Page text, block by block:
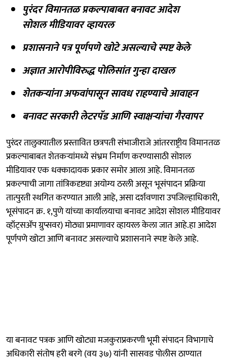
पुरंदर विमानतळ प्रकल्पाबाबत बनावट आदेश
सोशल मीडियावर व्हायरल
प्रशासनाने पत्र पूर्णपणे खोटे असल्याचे स्पष्ट केले
अज्ञात आरोपीविरुद्ध पोलिसांत गुन्हा दाखल
शेतकऱ्यांना अफवांपासून सावध राहण्याचे आवाहन
बनावट सरकारी लेटरपॅड आणि स्वाक्षऱ्यांचा गैरवापर
पुरंदर तालुक्यातील प्रस्तावित छत्रपती संभाजीराजे आंतरराष्ट्रीय विमानतळ
प्रकल्पाबाबत शेतकऱ्यांमध्ये संभ्रम निर्माण करण्यासाठी सोशल
मीडियावर एक धक्कादायक प्रकार समोर आला आहे. विमानतळ
प्रकल्पाची जागा तांत्रिकदृष्ट्या अयोग्य ठरली असून भूसंपादन प्रक्रिया
तात्पुरती स्थगित करण्यात आली आहे, असा दर्शवणारा उपजिल्हाधिकारी,
भूसंपादन क्र. १,पुणे यांच्या कार्यालयाचा बनावट आदेश सोशल मीडियावर
व्हॉट्सॲप ग्रुप्सवर) मोठ्या प्रमाणावर व्हायरल केला जात आहे.हा आदेश
पूर्णपणे खोटा आणि बनावट असल्याचे प्रशासनाने स्पष्ट केले आहे.
या बनावट पत्रक आणि खोट्या मजकुराप्रकरणी भूमी संपादन विभागाचे
अधिकारी संतोष हरी बरगे (वय ३७) यांनी सासवड पोलीस ठाण्यात